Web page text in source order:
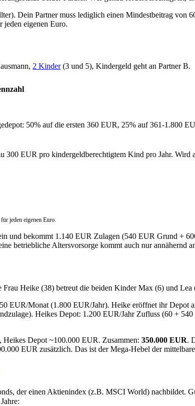
Dein Partner muss lediglich einen Mindestbeitrag
eigenen Euro.
2 Kinder(3 und 5), Kindergeld geht an Partner B.
50% auf die ersten 360 EUR, 25% auf 361-1.800
300 EUR pro kindergeldberechtigtem Kind pro Jahr. Wird
jeden eigenen Euro.
und bekommt 1.140 EUR Zulagen (540 EUR Grund +
betriebliche Altersvorsorge kommt auch nur annähernd
Heike (38) betreut die beiden Kinder Max (6) und
EUR/Monat (1.800 EUR/Jahr). Heike eröffnet ihr Depot
Heikes Depot: 1.200 EUR/Jahr Zufluss (60 +
Depot ~100.000 EUR. Zusammen: 350.000 EUR.
EUR zusätzlich. Das ist der Mega-Hebel der
der einen Aktienindex (z.B. MSCI World) nachbildet.